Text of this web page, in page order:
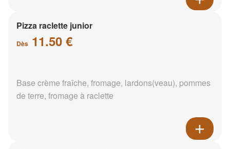
Pizza raclette junior
Dès 11.50 €
Base crème fraîche, fromage, lardons(veau), pommes
de terre, fromage à raclette